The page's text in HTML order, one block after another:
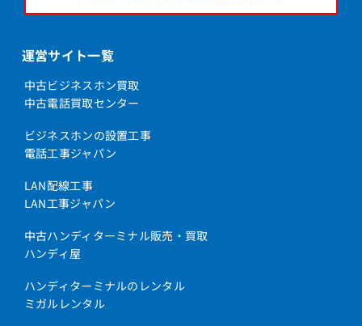
運営サイト一覧
中古ビジネスホン買取
中古電話買取センター
ビジネスホンの設置工事
電話工事ジャパン
LAN配線工事
LAN工事ジャパン
中古ハンディターミナル販売・買取
ハンディ屋
ハンディターミナルのレンタル
ミガルレンタル